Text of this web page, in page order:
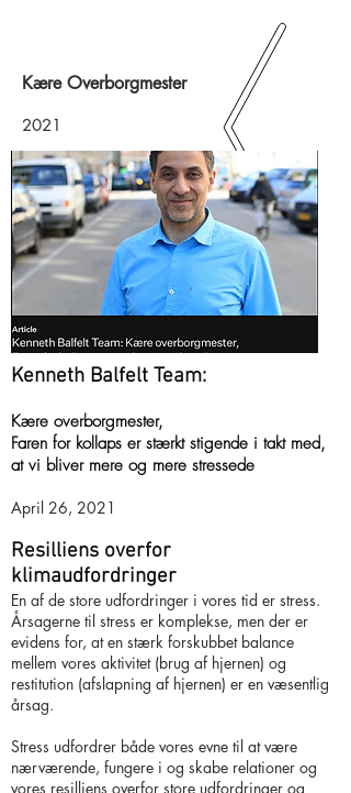
Kære Overborgmester
2021
Kenneth Balfelt Team:
Kære overborgmester,
Faren for kollaps er stærkt stigende i takt med,
at vi bliver mere og mere stressede
April 26, 2021
Resilliens overfor
klimaudfordringer
En af de store udfordringer i vores tid er stress.
Årsagerne til stress er komplekse, men der er
evidens for, at en stærk forskubbet balance
mellem vores aktivitet (brug af hjernen) og
restitution (afslapning af hjernen) er en væsentlig
årsag.
Stress udfordrer både vores evne til at være
nærværende, fungere i og skabe relationer og
vores resilliens overfor store udfordringer og